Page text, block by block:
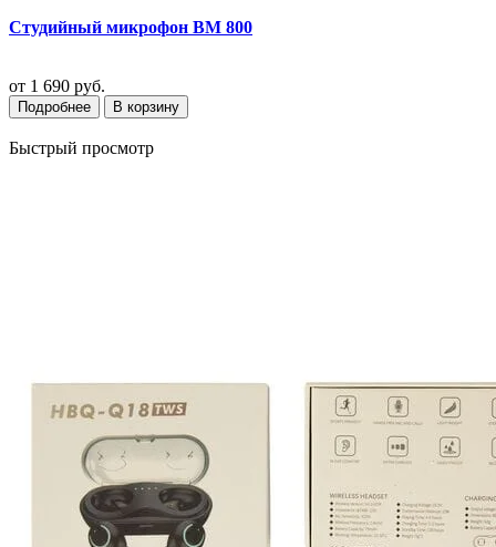
Студийный микрофон BM 800
от 1 690 руб.
Подробнее В корзину
Быстрый просмотр